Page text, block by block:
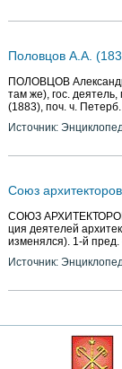
Половцов А.А.
ПОЛОВЦОВ Александр
там же), гос.
(1883), поч. ч.
Источник:
Союз архитекторов
СОЮЗ АРХИТЕКТОРОВ,
ция деятелей
изменялся). 1-й пред.
Источник: